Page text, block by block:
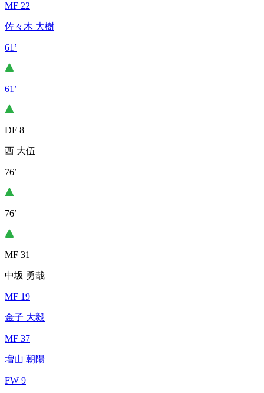
MF 22
佐々木 大樹
61’
61’
DF 8
西 大伍
76’
76’
MF 31
中坂 勇哉
MF 19
金子 大毅
MF 37
増山 朝陽
FW 9